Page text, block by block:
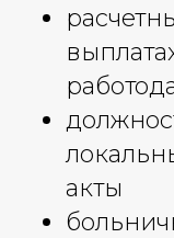
акты